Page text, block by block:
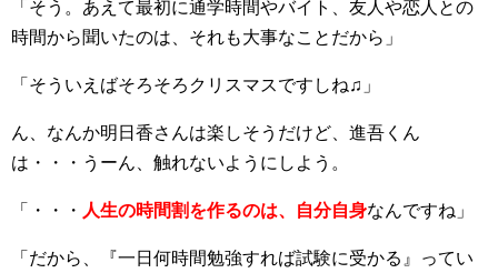
「そう。あえて最初に通学時間やバイト、友人や恋人との
時間から聞いたのは、それも大事なことだから」
「そういえばそろそろクリスマスですしね♫」
ん、なんか明日香さんは楽しそうだけど、進吾くん
は・・・うーん、触れないようにしよう。
「・・・ 人生の時間割を作るのは、自分自身なんですね」
「だから、『一日何時間勉強すれば試験に受かる』ってい